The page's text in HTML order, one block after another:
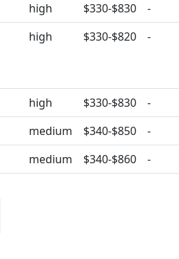
high $330-$830
-
high $330-$820 -
high $330-$830
-
medium $340-$850
-
medium $340-$860 -